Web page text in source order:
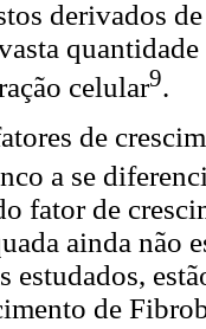
derivados
celular9.
de
a se
fator de
ainda não
estudados,
de